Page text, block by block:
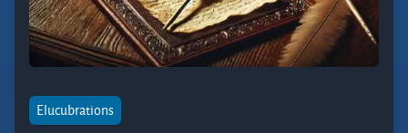
Elucubrations